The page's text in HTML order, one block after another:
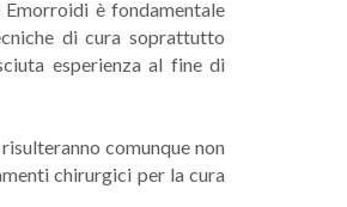
è fondamentale
di cura soprattutto
esperienza al fine di
comunque non
chirurgici per la cura